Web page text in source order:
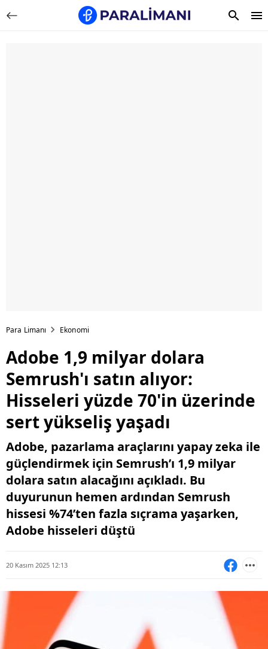
Para Limanı Ekonomi
Adobe 1,9 milyar dolara
Semrush'ı satın alıyor:
Hisseleri yüzde 70'in üzerinde
sert yükseliş yaşadı
Adobe, pazarlama araçlarını yapay zeka ile
güçlendirmek için Semrush’ı 1,9 milyar
dolara satın alacağını açıkladı. Bu
duyurunun hemen ardından Semrush
hissesi %74’ten fazla sıçrama yaşarken,
Adobe hisseleri düştü
20 Kasım 2025 12:13